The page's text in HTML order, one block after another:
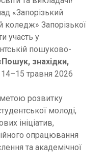
«Запорізький
Запорізької
участь у
пошуково-
знахідки,
травня 2026
розвитку
молоді,
ініціатив,
опрацювання
та академічної